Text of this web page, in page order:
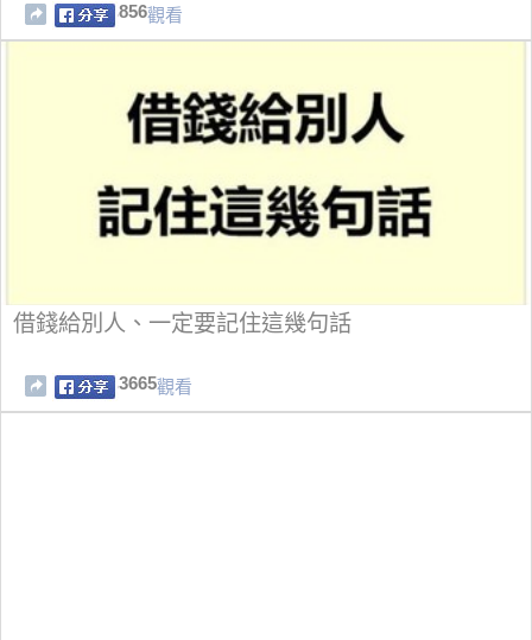
856觀看
借錢給別人、一定要記住這幾句話
3665觀看